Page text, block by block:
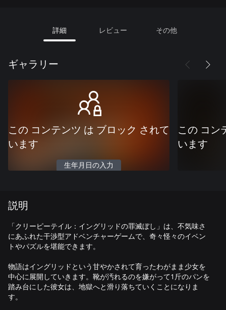
詳細 レビュー その他
ギャラリー
この コンテンツ は ブロック されて
います
生年月日の入力
この コン
います
説明
「クリーピーテイル：イングリッドの罪滅ぼし」は、不気味さ
にあふれた干渉型アドベンチャーゲームで、奇々怪々のイベン
トやパズルを堪能できます。
物語はイングリッドという甘やかされて育ったわがまま少女を
中心に展開していきます。靴が汚れるのを嫌がって1斤のパンを
踏み台にした彼女は、地獄へと滑り落ちていくことになりま
す。